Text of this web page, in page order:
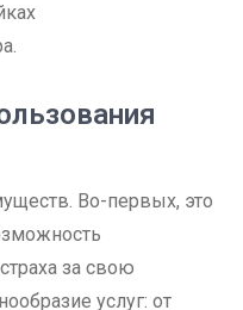
Во-первых, это
за свою
услуг: от